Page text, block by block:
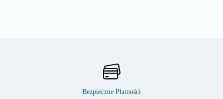
Bezpieczne Płatności